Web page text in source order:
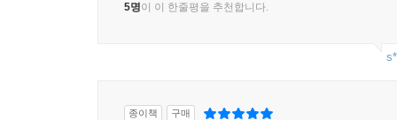
5명이 이 한줄평을 추천합니다.
종이책 구매